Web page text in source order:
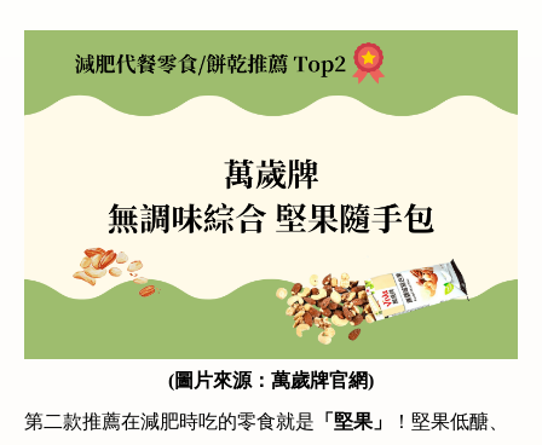
(圖片來源：萬歲牌官網)
第二款推薦在減肥時吃的零食就是 「堅果」
！堅果低醣、